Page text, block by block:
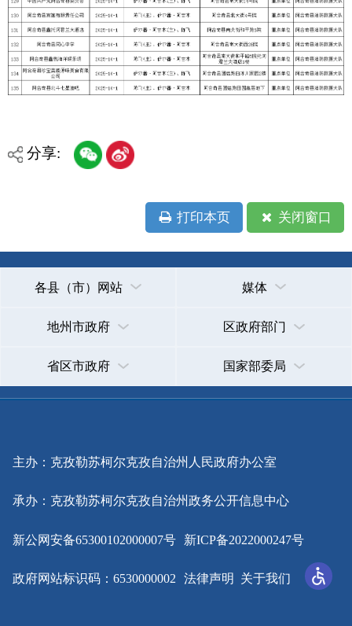
新公网安备65300102000007号 新ICP备2022000247号
政府网站标识码：6530000002 法律声明 关于我们